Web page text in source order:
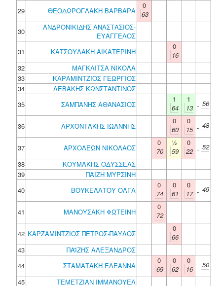
29 ΘΕΟΔΩΡΟΓΛΑΚΗ ΒΑΡΒΑΡΑ
0
63
30
ΑΝΔΡΟΝΙΚΙΔΗΣ ΑΝΑΣΤΑΣΙΟΣ-
ΕΥΑΓΓΕΛΟΣ
31
ΚΑΤΣΟΥΛΑΚΗ ΑΙΚΑΤΕΡΙΝΗ
0
16
32
ΜΑΓΚΛΙΤΣΑ ΝΙΚΟΛΑ
33
ΚΑΡΑΜΙΝΤΖΙΟΣ ΓΕΩΡΓΙΟΣ
34
ΛΕΒΑΚΗΣ ΚΩΝΣΤΑΝΤΙΝΟΣ
35
ΣΑΜΠΑΝΗΣ ΑΘΑΝΑΣΙΟΣ
1
64
1
13 - 56
36 ΑΡΧΟΝΤΑΚΗΣ ΙΩΑΝΝΗΣ
0
60
0
15 - 48
37 ΑΡΧΟΛΕΩΝ ΝΙΚΟΛΑΟΣ
0
70
½
59
0
22 - 52
38
ΚΟΥΜΑΚΗΣ ΟΔΥΣΣΕΑΣ
39
ΠΑΪΖΗ ΜΥΡΣΙΝΗ
40
ΒΟΥΚΕΛΑΤΟΥ ΟΛΓΑ
0
74
0
61
0
17 - 49
41 ΜΑΝΟΥΣΑΚΗ ΦΩΤΕΙΝΗ
0
72
42 ΚΑΡΖΑΜΙΝΤΖΙΟΣ ΠΕΤΡΟΣ-ΠΑΥΛΟΣ
0
66
43
ΠΑΪΖΗΣ ΑΛΕΞΑΝΔΡΟΣ
44
ΣΤΑΜΑΤΑΚΗ ΕΛΕΑΝΝΑ
0
69
0
62
0
16 - 50
45
ΤΕΜΕΤΖΙΑΝ ΙΜΜΑΝΟΥΕΛ